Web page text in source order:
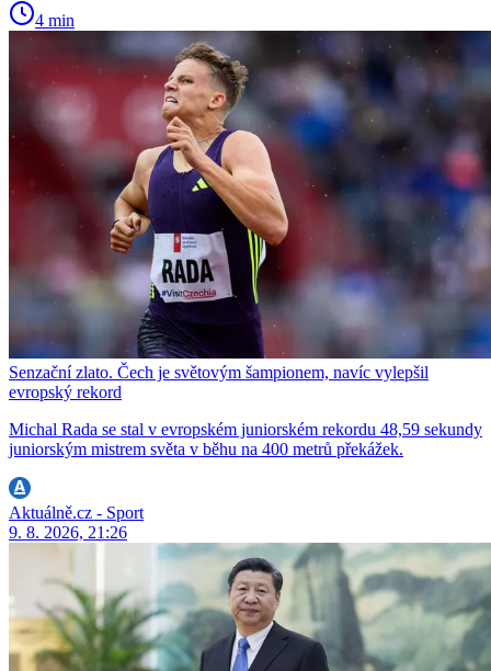
4 min
Senzační zlato. Čech je světovým šampionem, navíc vylepšil
evropský rekord
Michal Rada se stal v evropském juniorském rekordu 48,59 sekundy
juniorským mistrem světa v běhu na 400 metrů překážek.
Aktuálně.cz - Sport
9. 8. 2026, 21:26